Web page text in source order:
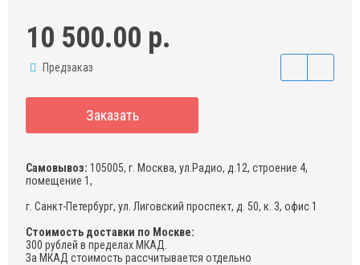
10 500.00 р.
Предзаказ
Заказать
Самовывоз: 105005, г. Москва, ул.Радио, д.12, строение 4,
помещение 1,
г. Санкт-Петербург, ул. Лиговский проспект, д. 50, к. 3, офис 1
Стоимость доставки по Москве:
300 рублей в пределах МКАД.
За МКАД стоимость рассчитывается отдельно